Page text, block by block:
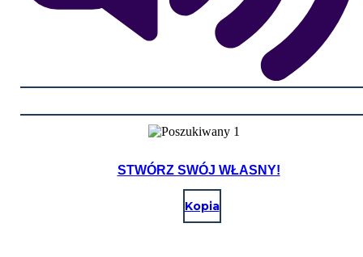
STWÓRZ SWÓJ WŁASNY!
Kopia